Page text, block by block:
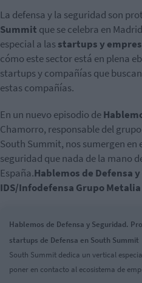
La defensa y la seguridad son
Summit que se celebra en
especial a lasstartups y
cómo este sector está en plena
startups y compañías que
estas compañías.
En un nuevo episodio de
Chamorro, responsable del
South Summit, nos sumergen en
seguridad que nada de la mano
España.Hablemos de Defensa
IDS/Infodefensa Grupo
Hablemos de Defensa y Seguridad.
startups de Defensa en South Summit
South Summit dedica un vertical
poner en contacto al ecosistema de